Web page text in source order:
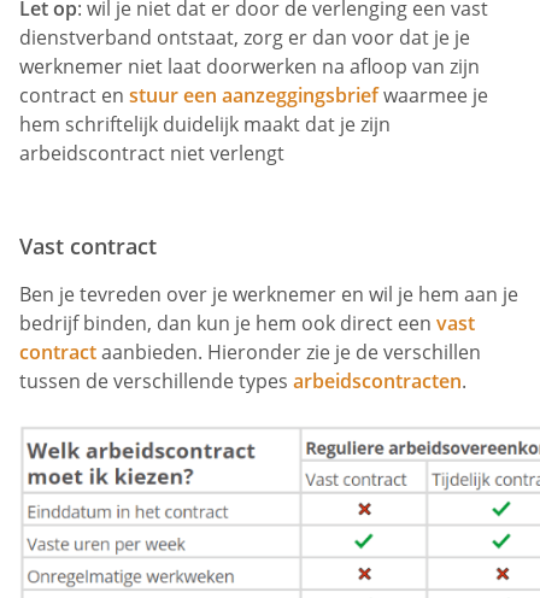
Let op: wil je niet dat er door de verlenging een vast
dienstverband ontstaat, zorg er dan voor dat je je
werknemer niet laat doorwerken na afloop van zijn
contract en stuur een aanzeggingsbriefwaarmee je
hem schriftelijk duidelijk maakt dat je zijn
arbeidscontract niet verlengt
Vast contract
Ben je tevreden over je werknemer en wil je hem aan je
bedrijf binden, dan kun je hem ook direct een vast
contractaanbieden. Hieronder zie je de verschillen
tussen de verschillende types arbeidscontracten.